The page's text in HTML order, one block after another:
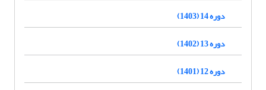
دوره 14 (1403)
دوره 13 (1402)
دوره 12 (1401)